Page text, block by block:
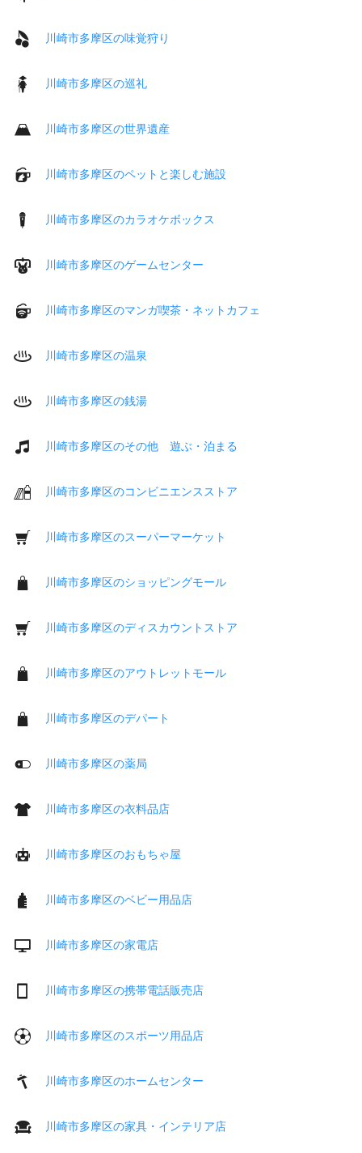
川崎市多摩区の味覚狩り
川崎市多摩区の巡礼
川崎市多摩区の世界遺産
川崎市多摩区のペットと楽しむ施設
川崎市多摩区のカラオケボックス
川崎市多摩区のゲームセンター
川崎市多摩区のマンガ喫茶・ネットカフェ
川崎市多摩区の温泉
川崎市多摩区の銭湯
川崎市多摩区のその他 遊ぶ・泊まる
川崎市多摩区のコンビニエンスストア
川崎市多摩区のスーパーマーケット
川崎市多摩区のショッピングモール
川崎市多摩区のディスカウントストア
川崎市多摩区のアウトレットモール
川崎市多摩区のデパート
川崎市多摩区の薬局
川崎市多摩区の衣料品店
川崎市多摩区のおもちゃ屋
川崎市多摩区のベビー用品店
川崎市多摩区の家電店
川崎市多摩区の携帯電話販売店
川崎市多摩区のスポーツ用品店
川崎市多摩区のホームセンター
川崎市多摩区の家具・インテリア店